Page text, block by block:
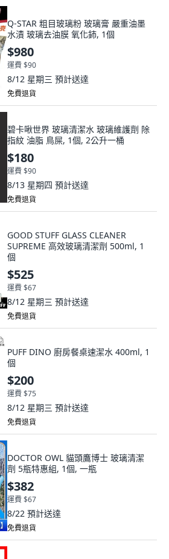
Q-STAR 粗目玻璃粉 玻璃膏 嚴重油墨
水漬 玻璃去油膜 氧化鈰, 1個
$980
運費 $90
8/12 星期三 預計送達
免費退貨
碧卡啾世界 玻璃清潔水 玻璃維護劑 除
指紋 油脂 鳥屎, 1個, 2公升一桶
$180
運費 $90
8/13 星期四 預計送達
免費退貨
GOOD STUFF GLASS CLEANER
SUPREME 高效玻璃清潔劑 500ml, 1
個
$525
運費 $67
8/12 星期三 預計送達
免費退貨
PUFF DINO 廚房餐桌速潔水 400ml, 1
個
$200
運費 $75
8/12 星期三 預計送達
免費退貨
DOCTOR OWL 貓頭鷹博士 玻璃清潔
劑 5瓶特惠組, 1個, 一瓶
$382
運費 $67
8/22 預計送達
免費退貨